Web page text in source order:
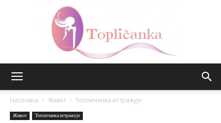
Насловна Живот Топличанка истражује
Живот Топличанка истражује